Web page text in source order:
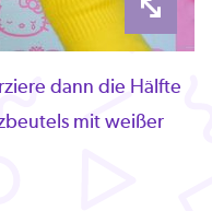
dann die Hälfte
mit weißer